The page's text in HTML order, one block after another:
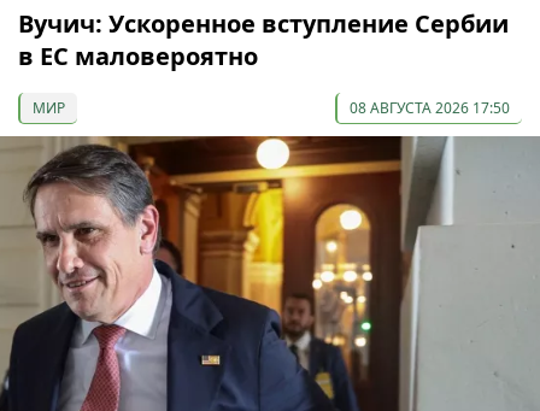
Вучич: Ускоренное вступление Сербии
в ЕС маловероятно
МИР 08 АВГУСТА 2026 17:50